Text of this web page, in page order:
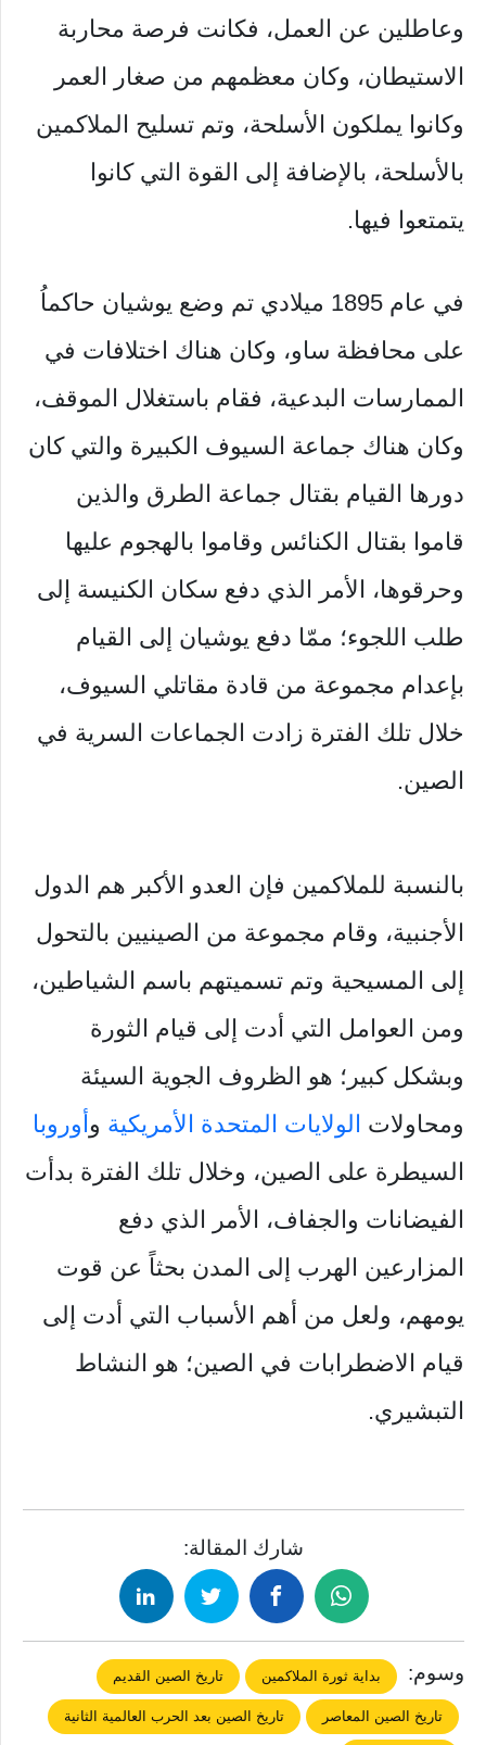
وعاطلين عن العمل، فكانت فرصة محاربة
الاستيطان، وكان معظمهم من صغار العمر
وكانوا يملكون الأسلحة، وتم تسليح الملاكمين
بالأسلحة، بالإضافة إلى القوة التي كانوا
يتمتعوا فيها.
في عام 1895 ميلادي تم وضع يوشيان حاكماُ
على محافظة ساو، وكان هناك اختلافات في
الممارسات البدعية، فقام باستغلال الموقف،
وكان هناك جماعة السيوف الكبيرة والتي كان
دورها القيام بقتال جماعة الطرق والذين
قاموا بقتال الكنائس وقاموا بالهجوم عليها
وحرقوها، الأمر الذي دفع سكان الكنيسة إلى
طلب اللجوء؛ ممّا دفع يوشيان إلى القيام
بإعدام مجموعة من قادة مقاتلي السيوف،
خلال تلك الفترة زادت الجماعات السرية في
الصين.
بالنسبة للملاكمين فإن العدو الأكبر هم الدول
الأجنبية، وقام مجموعة من الصينيين بالتحول
إلى المسيحية وتم تسميتهم باسم الشياطين،
ومن العوامل التي أدت إلى قيام الثورة
وبشكل كبير؛ هو الظروف الجوية السيئة
ومحاولات الولايات المتحدة الأمريكية وأوروبا
السيطرة على الصين، وخلال تلك الفترة بدأت
الفيضانات والجفاف، الأمر الذي دفع
المزارعين الهرب إلى المدن بحثاً عن قوت
يومهم، ولعل من أهم الأسباب التي أدت إلى
قيام الاضطرابات في الصين؛ هو النشاط
التبشيري.
شارك المقالة:
وسوم: بداية ثورة الملاكمين تاريخ الصين القديم
تاريخ الصين المعاصر تاريخ الصين بعد الحرب العالمية الثانية